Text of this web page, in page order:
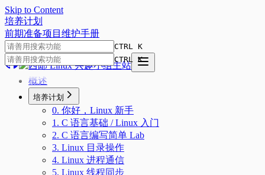
Skip to Content
培养计划
前期准备项目 维护手册
CTRL K
CTRL K
概述
培养计划
0. 你好，Linux 新手
1. C 语言基础 / Linux 入门
2. C 语言编写简单 Lab
3. Linux 目录操作
4. Linux 进程通信
5. Linux 线程同步